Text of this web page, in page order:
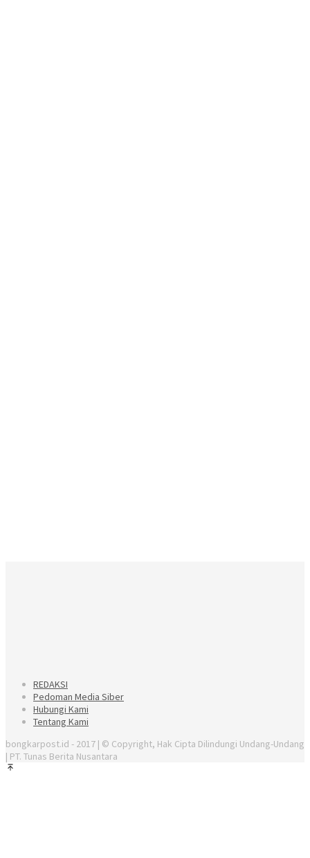
REDAKSI
Pedoman Media Siber
Hubungi Kami
Tentang Kami
bongkarpost.id - 2017 | © Copyright, Hak Cipta Dilindungi Undang-Undang
| PT. Tunas Berita Nusantara